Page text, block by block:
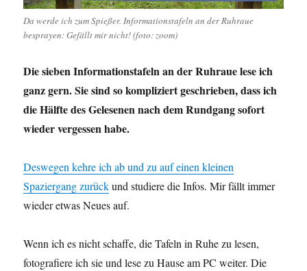
Da werde ich zum Spießer. Informationstafeln an der Ruhraue
besprayen: Gefällt mir nicht! (foto: zoom)
Die sieben Informationstafeln an der Ruhraue lese ich
ganz gern. Sie sind so kompliziert geschrieben, dass ich
die Hälfte des Gelesenen nach dem Rundgang sofort
wieder vergessen habe.
Deswegen kehre ich ab und zu auf einen kleinen
Spaziergang zurückund studiere die Infos. Mir fällt immer
wieder etwas Neues auf.
Wenn ich es nicht schaffe, die Tafeln in Ruhe zu lesen,
fotografiere ich sie und lese zu Hause am PC weiter. Die